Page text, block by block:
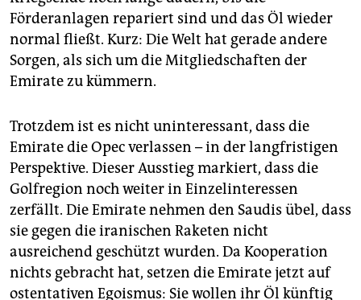
Förderanlagen repariert sind und das Öl wieder
normal fließt. Kurz: Die Welt hat gerade andere
Sorgen, als sich um die Mitgliedschaften der
Emirate zu kümmern.
Trotzdem ist es nicht uninteressant, dass die
Emirate die Opec verlassen – in der langfristigen
Perspektive. Dieser Ausstieg markiert, dass die
Golfregion noch weiter in Einzelinteressen
zerfällt. Die Emirate nehmen den Saudis übel, dass
sie gegen die iranischen Raketen nicht
ausreichend geschützt wurden. Da Kooperation
nichts gebracht hat, setzen die Emirate jetzt auf
ostentativen Egoismus: Sie wollen ihr Öl künftig